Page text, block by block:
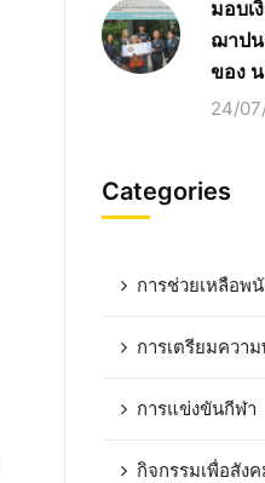
มอบเ
ฌาป
ของ
24/
Categories
การช่วยเหลือพ
การเตรียมควา
การแข่งขันกีฬา
กิจกรรมเพื่อสัง